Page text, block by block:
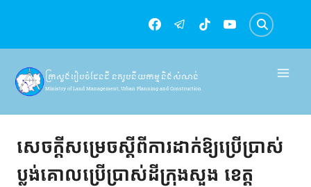
content
ក្រសួងរៀបចំដែនដី នគរូបនីយកម្ម និងសំណង់
Ministry of Land Management, Urban Planning and Construction
សេចក្ដីសម្រេចស្ដីពីការដាក់ឱ្យប្រើប្រាស់
ប្លង់គោលប្រើប្រាស់ដីក្រុងសួង ខេត្ត